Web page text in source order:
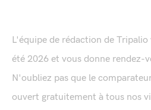
L'équipe de rédaction de
été 2026 et vous donne rendez-
N'oubliez pas que le
ouvert gratuitement à tous nos